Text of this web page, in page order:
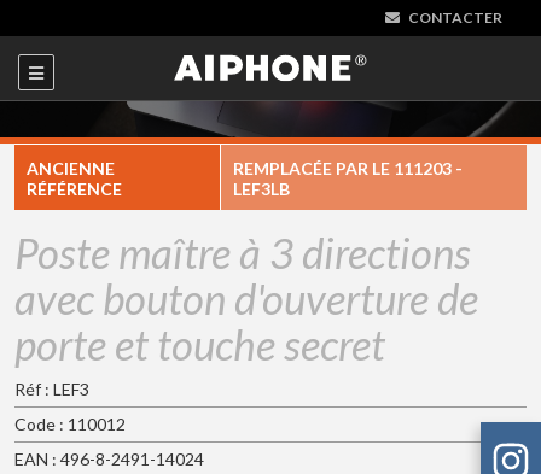
CONTACTER
ANCIENNE
RÉFÉRENCE
REMPLACÉE PAR LE 111203 -
LEF3LB
Poste maître à 3 directions
avec bouton d'ouverture de
porte et touche secret
Réf : LEF3
Code : 110012
EAN : 496-8-2491-14024